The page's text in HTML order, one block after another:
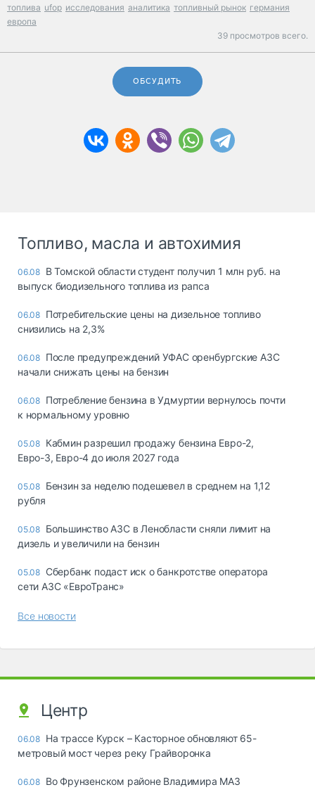
топлива ufop исследования аналитика топливный рынок германия
европа
39 просмотров всего.
ОБСУДИТЬ
Топливо, масла и автохимия
06.08 В Томской области студент получил 1 млн руб. на
выпуск биодизельного топлива из рапса
06.08 Потребительские цены на дизельное топливо
снизились на 2,3%
06.08 После предупреждений УФАС оренбургские АЗС
начали снижать цены на бензин
06.08 Потребление бензина в Удмуртии вернулось почти
к нормальному уровню
05.08 Кабмин разрешил продажу бензина Евро-2,
Евро-3, Евро-4 до июля 2027 года
05.08 Бензин за неделю подешевел в среднем на 1,12
рубля
05.08 Большинство АЗС в Ленобласти сняли лимит на
дизель и увеличили на бензин
05.08 Сбербанк подаст иск о банкротстве оператора
сети АЗС «ЕвроТранс»
Все новости
Центр
06.08 На трассе Курск – Касторное обновляют 65-
метровый мост через реку Грайворонка
06.08 Во Фрунзенском районе Владимира МАЗ